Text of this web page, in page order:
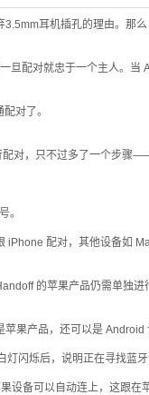
耳机插孔的理由。那
配对就忠于一个主人。
对了。
对，只不过多了一个步
。
配对，其他设备如
的苹果产品仍需单独进
果产品，还可以是 Android
闪烁后，说明正在寻找蓝
备可以自动连上，这跟